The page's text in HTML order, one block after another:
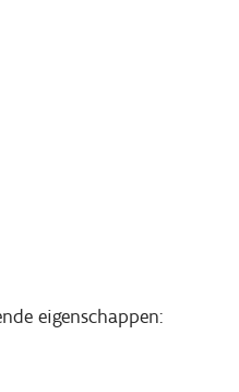
eigenschappen: